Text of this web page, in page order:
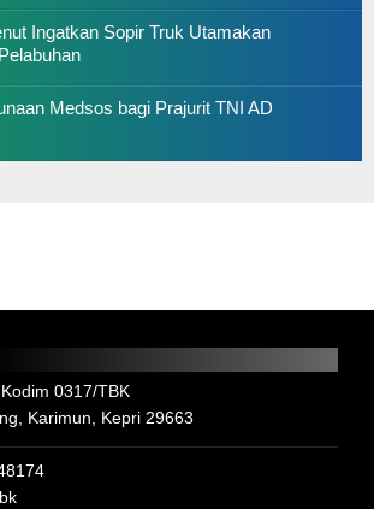
Ingatkan Sopir Truk Utamakan
Medsos bagi Prajurit TNI AD
0317/TBK
Karimun, Kepri 29663